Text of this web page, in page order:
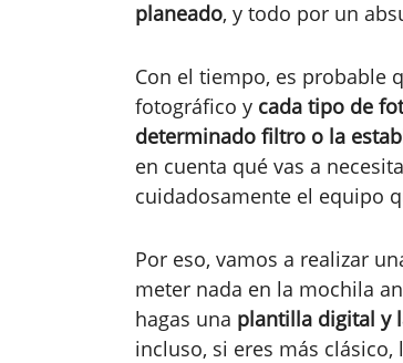
planeado, y todo por un
Con el tiempo, es probable
fotográfico y cada tipo de
determinado filtro o la
en cuenta qué vas a
cuidadosamente el equipo
Por eso, vamos a realizar
meter nada en la mochila
hagas una plantilla digital y
incluso, si eres más